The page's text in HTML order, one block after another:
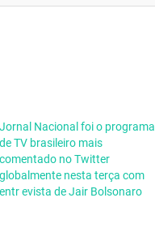
Jornal Nacional foi o programa
de TV brasileiro mais
comentado no Twitter
globalmente nesta terça com
entr evista de Jair Bolsonaro